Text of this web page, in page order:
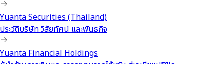
Yuanta Securities (Thailand)
ประวัติบริษัท วิสัยทัศน์ และพันธกิจ
Yuanta Financial Holdings